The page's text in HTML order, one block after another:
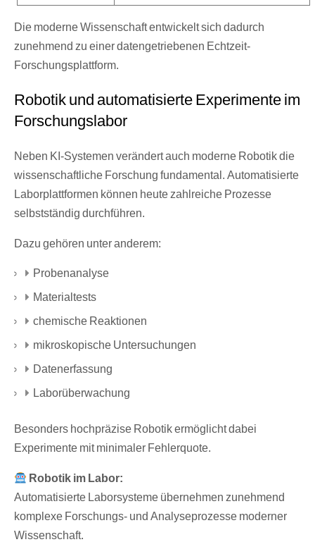
Die moderne Wissenschaft entwickelt sich dadurch
zunehmend zu einer datengetriebenen Echtzeit-
Forschungsplattform.
Robotik und automatisierte Experimente im
Forschungslabor
Neben KI-Systemen verändert auch moderne Robotik die
wissenschaftliche Forschung fundamental. Automatisierte
Laborplattformen können heute zahlreiche Prozesse
selbstständig durchführen.
Dazu gehören unter anderem:
Probenanalyse
Materialtests
chemische Reaktionen
mikroskopische Untersuchungen
Datenerfassung
Laborüberwachung
Besonders hochpräzise Robotik ermöglicht dabei
Experimente mit minimaler Fehlerquote.
Robotik im Labor:
Automatisierte Laborsysteme übernehmen zunehmend
komplexe Forschungs- und Analyseprozesse moderner
Wissenschaft.